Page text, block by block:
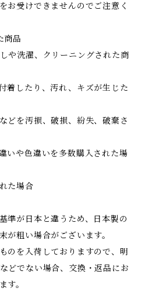
お受けできませんのでご注意く
商品
や洗濯、クリーニングされた商
着したり、汚れ、キズが生じた
どを汚損、破損、紛失、破棄さ
いや色違いを多数購入された場
た場合
準が日本と違うため、日本製の
が粗い場合がございます。
のを入荷しておりますので、明
どでない場合、交換・返品にお
す。